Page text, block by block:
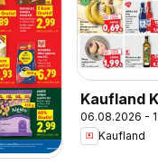
Kaufland
06.08.2026 -
Kaufland